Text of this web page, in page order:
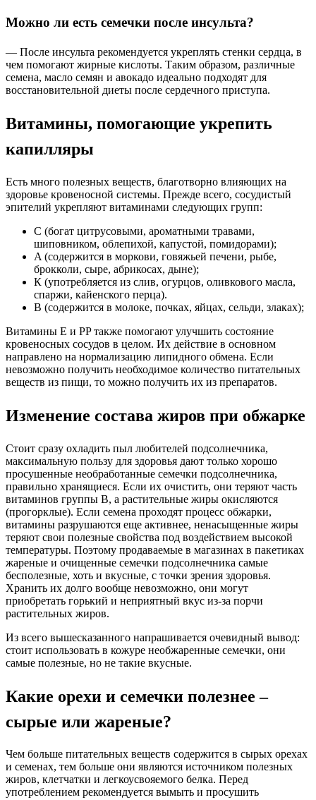
Можно ли есть семечки после инсульта?
— После инсульта рекомендуется укреплять стенки сердца, в
чем помогают жирные кислоты. Таким образом, различные
семена, масло семян и авокадо идеально подходят для
восстановительной диеты после сердечного приступа.
Витамины, помогающие укрепить
капилляры
Есть много полезных веществ, благотворно влияющих на
здоровье кровеносной системы. Прежде всего, сосудистый
эпителий укрепляют витаминами следующих групп:
C (богат цитрусовыми, ароматными травами,
шиповником, облепихой, капустой, помидорами);
A (содержится в моркови, говяжьей печени, рыбе,
брокколи, сыре, абрикосах, дыне);
К (употребляется из слив, огурцов, оливкового масла,
спаржи, кайенского перца).
B (содержится в молоке, почках, яйцах, сельди, злаках);
Витамины E и PP также помогают улучшить состояние
кровеносных сосудов в целом. Их действие в основном
направлено на нормализацию липидного обмена. Если
невозможно получить необходимое количество питательных
веществ из пищи, то можно получить их из препаратов.
Изменение состава жиров при обжарке
Стоит сразу охладить пыл любителей подсолнечника,
максимальную пользу для здоровья дают только хорошо
просушенные необработанные семечки подсолнечника,
правильно хранящиеся. Если их очистить, они теряют часть
витаминов группы В, а растительные жиры окисляются
(прогорклые). Если семена проходят процесс обжарки,
витамины разрушаются еще активнее, ненасыщенные жиры
теряют свои полезные свойства под воздействием высокой
температуры. Поэтому продаваемые в магазинах в пакетиках
жареные и очищенные семечки подсолнечника самые
бесполезные, хоть и вкусные, с точки зрения здоровья.
Хранить их долго вообще невозможно, они могут
приобретать горький и неприятный вкус из-за порчи
растительных жиров.
Из всего вышесказанного напрашивается очевидный вывод:
стоит использовать в кожуре необжаренные семечки, они
самые полезные, но не такие вкусные.
Какие орехи и семечки полезнее –
сырые или жареные?
Чем больше питательных веществ содержится в сырых орехах
и семенах, тем больше они являются источником полезных
жиров, клетчатки и легкоусвояемого белка. Перед
употреблением рекомендуется вымыть и просушить